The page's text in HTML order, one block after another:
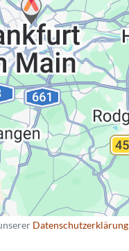
Datenschutzerklärung